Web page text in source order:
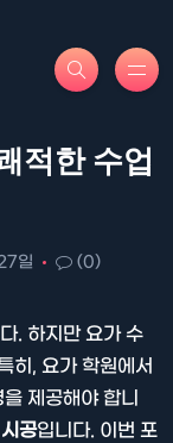
적한 수업
일 (0)
. 하지만 요가 수
히, 요가 학원에서
제공해야 합니
공입니다. 이번 포